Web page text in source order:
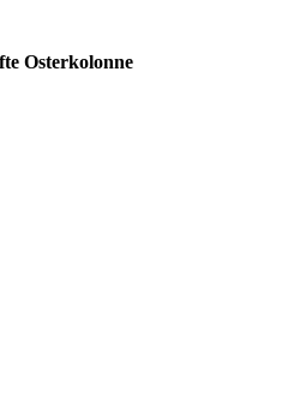
Osterkolonne